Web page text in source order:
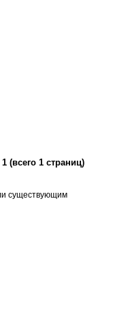
(всего 1 страниц)
существующим